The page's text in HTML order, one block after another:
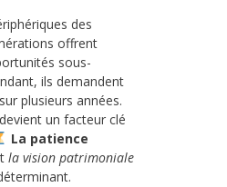
des
offrent
sous-
ils demandent
plusieurs années.
un facteur clé
La patience
la vision patrimoniale